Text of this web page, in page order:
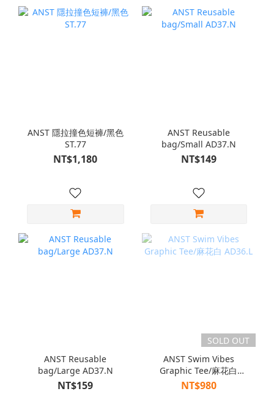
ANST 隱拉撞色短褲/黑色
ST.77
NT$1,180
ANST Reusable
bag/Small AD37.N
NT$149
ANST Reusable
bag/Large AD37.N
NT$159
SOLD OUT
ANST Swim Vibes
Graphic Tee/麻花白
AD36.L
NT$980